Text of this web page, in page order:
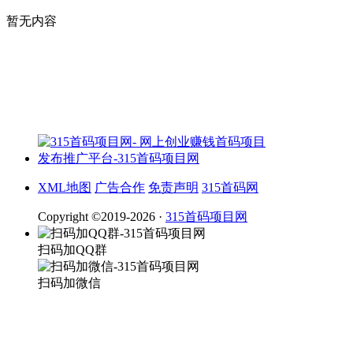
暂无内容
XML地图 广告合作 免责声明 315首码网
Copyright ©2019-2026 · 315首码项目网
扫码加QQ群
扫码加微信